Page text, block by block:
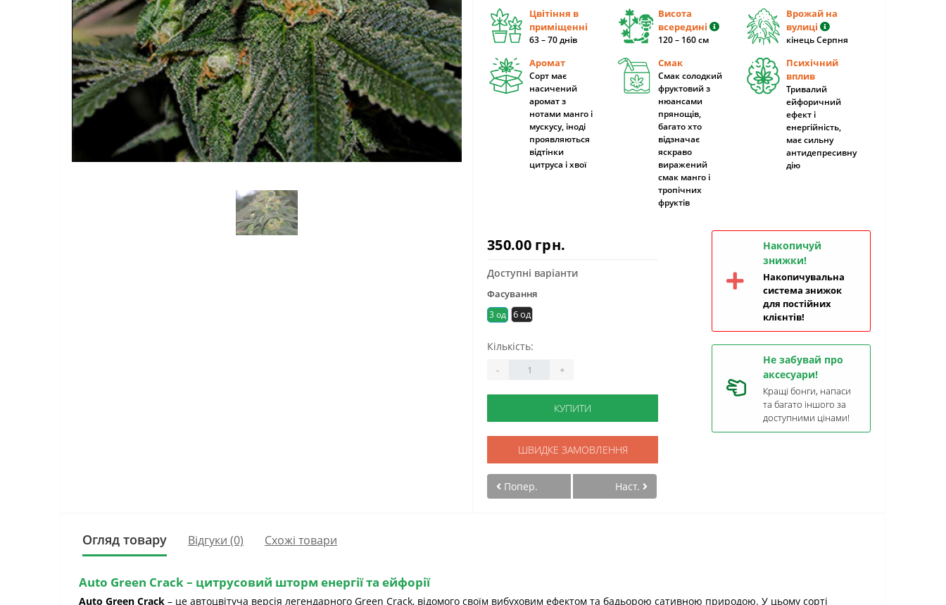
Цвітіння в
приміщенні
63 – 70 днів
Висота
всередині
120 – 160 cм
Врожай на
вулиці
кінець Серпня
Аромат
Сорт має
насичений
аромат з
нотами манго і
мускусу, іноді
проявляються
відтінки
цитруса і хвої
Смак
Смак солодкий
фруктовий з
нюансами
прянощів,
багато хто
відзначає
яскраво
виражений
смак манго і
тропічних
фруктів
Психічний
вплив
Тривалий
ейфоричний
ефект і
енергійність,
має сильну
антидепресивну
дію
350.00 грн.
Доступні варіанти
Фасування
3 од 6 од
Кількість:
- +
КУПИТИ
ШВИДКЕ ЗАМОВЛЕННЯ
Попер. Наст.
Накопичуй
знижки!
Накопичувальна
система знижок
для постійних
клієнтів!
Не забувай про
аксесуари!
Кращі бонги, напаси
та багато іншого за
доступними цінами!
Огляд товару Відгуки (0) Схожі товари
Auto Green Crack– цитрусовий шторм енергії та ейфорії
Auto Green Crack – це автоцвітуча версія легендарного Green Crack, відомого своїм вибуховим ефектом та бадьорою сативною природою. У цьому сорті